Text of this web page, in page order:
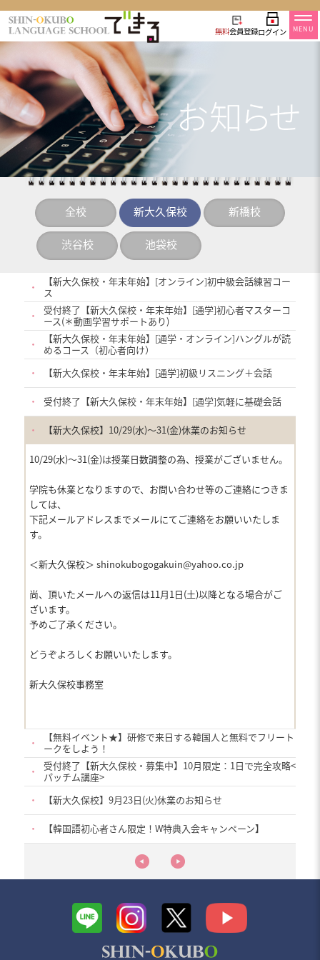
無料会員登録ログイン MENU
全校 新大久保校 新橋校
渋谷校 池袋校
・
【新大久保校・年末年始】[オンライン]初中級会話練習コー
ス
・
受付終了【新大久保校・年末年始】[通学]初心者マスターコ
ース(＊動画学習サポートあり)
・
【新大久保校・年末年始】[通学・オンライン]ハングルが読
めるコース（初心者向け）
・
【新大久保校・年末年始】[通学]初級リスニング＋会話
・ 受付終了【新大久保校・年末年始】[通学]気軽に基礎会話
・ 【新大久保校】10/29(水)〜31(金)休業のお知らせ
10/29(水)〜31(金)は授業日数調整の為、授業がございません。
学院も休業となりますので、お問い合わせ等のご連絡につきま
しては、
下記メールアドレスまでメールにてご連絡をお願いいたしま
す。
＜新大久保校＞ shinokubogogakuin@yahoo.co.jp
尚、頂いたメールへの返信は11月1日(土)以降となる場合がご
ざいます。
予めご了承ください。
どうぞよろしくお願いいたします。
新大久保校事務室
・
【無料イベント★】研修で来日する韓国人と無料でフリート
ークをしよう！
・
受付終了【新大久保校・募集中】10月限定：1日で完全攻略<
パッチム講座>
・
【新大久保校】9月23日(火)休業のお知らせ
・ 【韓国語初心者さん限定！W特典入会キャンペーン】